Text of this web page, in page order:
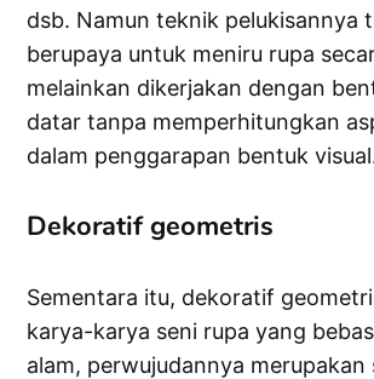
dsb. Namun teknik pelukisannya
berupaya untuk meniru rupa
melainkan dikerjakan dengan
datar tanpa memperhitungkan
dalam penggarapan bentuk
Dekoratif geometris
Sementara itu, dekoratif
karya-karya seni rupa yang
alam, perwujudannya merupakan